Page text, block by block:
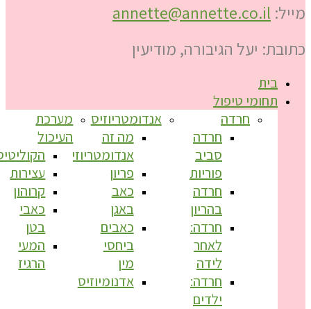
מייל: annette@annette.co.il
כתובת: יעל הגיבורה, מודיעין
בית
תחומי טיפול
חרדה
חרדה
סביב
פוריות
חרדה
בהריון
חרדה:
לאחר
לידה
חרדה:
ילדים
אנדומטריוזיס
מה זה
אנדומטריוזיס?
פריון
כאב
באגן
כאבים
ביחסי
מין
אדנומיוזיס
מערכת
העיכול
עצירות
קרוהון
כאבי
בטן
המעי
הרגיז